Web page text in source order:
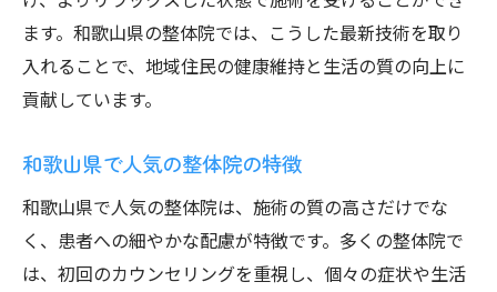
ます。和歌山県の整体院では、こうした最新技術を取り
入れることで、地域住民の健康維持と生活の質の向上に
貢献しています。
和歌山県で人気の整体院の特徴
和歌山県で人気の整体院は、施術の質の高さだけでな
く、患者への細やかな配慮が特徴です。多くの整体院で
は、初回のカウンセリングを重視し、個々の症状や生活